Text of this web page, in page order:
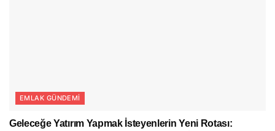
EMLAK GÜNDEMI
Geleceğe Yatırım Yapmak İsteyenlerin Yeni Rotası: